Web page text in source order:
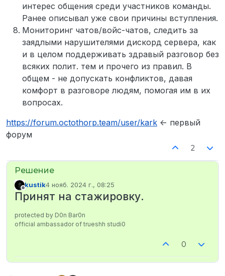
интерес общения среди участников команды.
Ранее описывал уже свои причины вступления.
Мониторинг чатов/войс-чатов, следить за
заядлыми нарушителями дискорд сервера, как
и в целом поддерживать здравый разговор без
всяких полит. тем и прочего из правил. В
общем - не допускать конфликтов, давая
комфорт в разговоре людям, помогая им в их
вопросах.
https://forum.octothorp.team/user/kark <- первый
форум
2
Не в сети
kustik4 нояб. 2024 г., 08:25
отредактировано
Принят на стажировку.
protected by D0n Bar0n
official ambassador of trueshh studi0
0